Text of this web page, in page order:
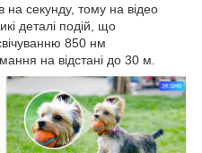
секунду, тому на відео
деталі подій, що
850 нм
на відстані до 30 м.